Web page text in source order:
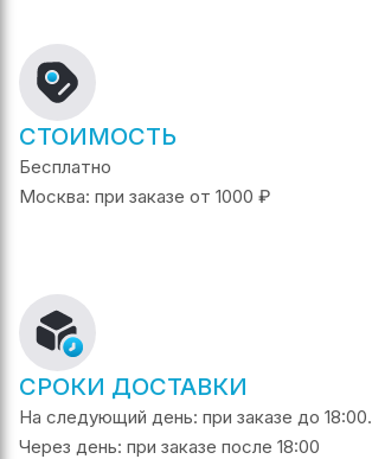
СТОИМОСТЬ
Бесплатно
Москва: при заказе от 1000 ₽
СРОКИ ДОСТАВКИ
На следующий день: при заказе до 18:00.
Через день: при заказе после 18:00